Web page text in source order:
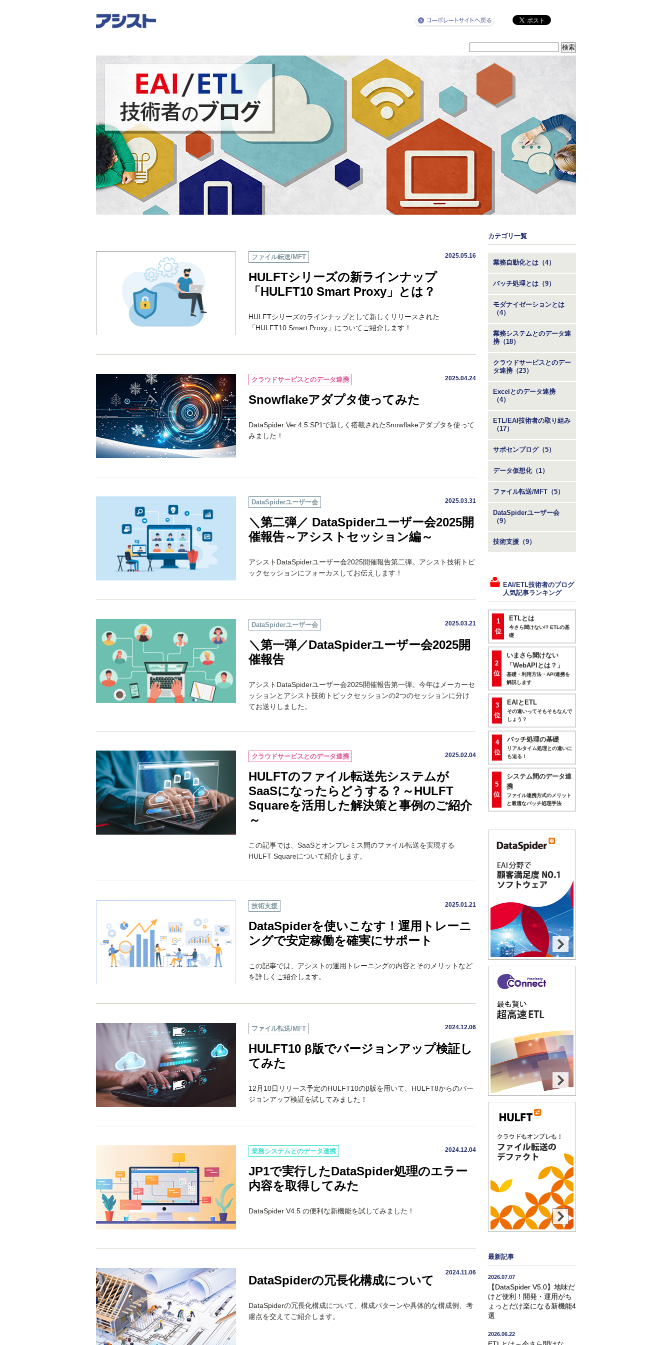
ファイル転送/MFT 2025.05.16
HULFTシリーズの新ラインナップ
「HULFT10 Smart Proxy」とは？
HULFTシリーズのラインナップとして新しくリリースされた
「HULFT10 Smart Proxy」についてご紹介します！
クラウドサービスとのデータ連携 2025.04.24
Snowflakeアダプタ使ってみた
DataSpider Ver.4.5 SP1で新しく搭載されたSnowflakeアダプタを使って
みました！
DataSpiderユーザー会 2025.03.31
＼第二弾／ DataSpiderユーザー会2025開
催報告～アシストセッション編～
アシストDataSpiderユーザー会2025開催報告第二弾。アシスト技術トピ
ックセッションにフォーカスしてお伝えします！
DataSpiderユーザー会 2025.03.21
＼第一弾／DataSpiderユーザー会2025開
催報告
アシストDataSpiderユーザー会2025開催報告第一弾。今年はメーカーセ
ッションとアシスト技術トピックセッションの2つのセッションに分け
てお送りしました。
クラウドサービスとのデータ連携 2025.02.04
HULFTのファイル転送先システムが
SaaSになったらどうする？～HULFT
Squareを活用した解決策と事例のご紹介
～
この記事では、SaaSとオンプレミス間のファイル転送を実現する
HULFT Squareについて紹介します。
技術支援 2025.01.21
DataSpiderを使いこなす！運用トレーニ
ングで安定稼働を確実にサポート
この記事では、アシストの運用トレーニングの内容とそのメリットなど
を詳しくご紹介します。
ファイル転送/MFT 2024.12.06
HULFT10 β版でバージョンアップ検証し
てみた
12月10日リリース予定のHULFT10のβ版を用いて、HULFT8からのバー
ジョンアップ検証を試してみました！
業務システムとのデータ連携 2024.12.04
JP1で実行したDataSpider処理のエラー
内容を取得してみた
DataSpider V4.5 の便利な新機能を試してみました！
2024.11.06
DataSpiderの冗長化構成について
DataSpiderの冗長化構成について、構成パターンや具体的な構成例、考
慮点を交えてご紹介します。
カテゴリ一覧
業務自動化とは（4）
バッチ処理とは（9）
モダナイゼーションとは
（4）
業務システムとのデータ連
携（18）
クラウドサービスとのデー
タ連携（23）
Excelとのデータ連携
（4）
ETL/EAI技術者の取り組み
（17）
サポセンブログ（5）
データ仮想化（1）
ファイル転送/MFT（5）
DataSpiderユーザー会
（9）
技術支援（9）
EAI/ETL技術者のブログ
人気記事ランキング
1
位
ETLとは
今さら聞けない!? ETLの基
礎
2
位
いまさら聞けない
「WebAPIとは？」
基礎・利用方法・API連携を
解説します
3
位
EAIとETL
その違いってそもそもなんで
しょう？
4
位
バッチ処理の基礎
リアルタイム処理との違いに
も迫る！
5
位
システム間のデータ連
携
ファイル連携方式のメリット
と最適なバッチ処理手法
最新記事
2026.07.07
【DataSpider V5.0】地味だ
けど便利！開発・運用がち
ょっとだけ楽になる新機能4
選
2026.06.22